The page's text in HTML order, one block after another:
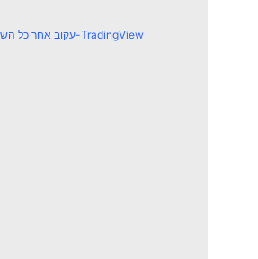
עקוב אחר כל השווקים ב-TradingView